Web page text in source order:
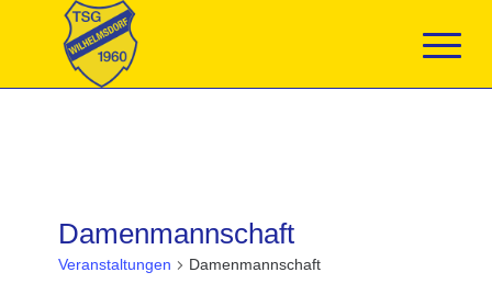
Damenmannschaft
Veranstaltungen Damenmannschaft